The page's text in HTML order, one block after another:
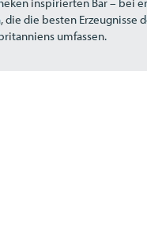
die die besten Erzeugnisse
umfassen.